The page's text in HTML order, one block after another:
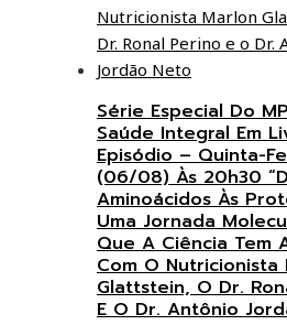
Série Especial Do
Saúde Integral Em
Episódio – Quinta-
(06/08) Às 20h30
Aminoácidos Às
Uma Jornada
Que A Ciência Tem
Com O Nutricionista
Glattstein, O Dr.
E O Dr. Antônio